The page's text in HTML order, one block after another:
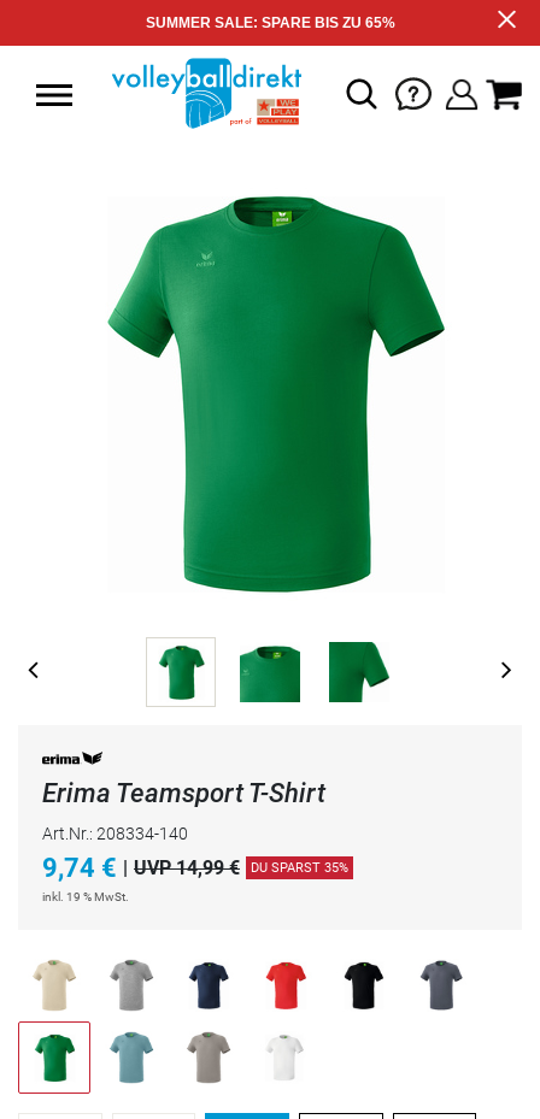
SUMMER SALE: SPARE BIS ZU 65%
Erima Teamsport T-Shirt
Art.Nr.: 208334-140
9,74 € | UVP 14,99 € DU SPARST 35%
inkl. 19 % MwSt.